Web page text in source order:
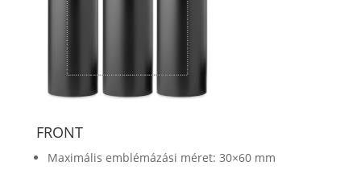
FRONT
Maximális emblémázási méret: 30×60 mm